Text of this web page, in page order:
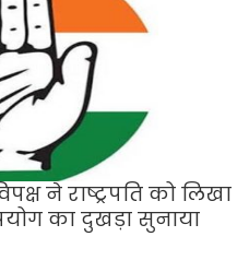
ने राष्ट्रपति को लिखा
का दुखड़ा सुनाया